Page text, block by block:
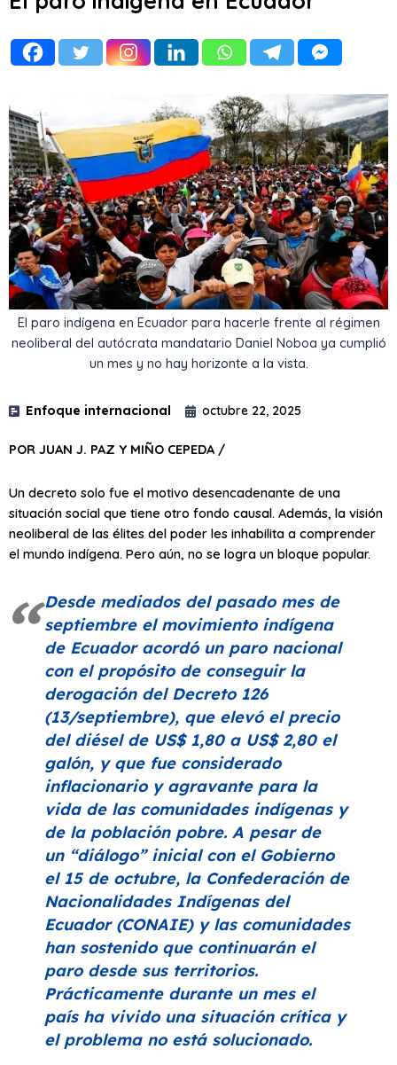
El paro indígena en Ecuador para hacerle frente al régimen
neoliberal del autócrata mandatario Daniel Noboa ya cumplió
un mes y no hay horizonte a la vista.
Enfoque internacional octubre 22, 2025
POR JUAN J. PAZ Y MIÑO CEPEDA /
Un decreto solo fue el motivo desencadenante de una
situación social que tiene otro fondo causal. Además, la visión
neoliberal de las élites del poder les inhabilita a comprender
el mundo indígena. Pero aún, no se logra un bloque popular.
Desde mediados del pasado mes de
septiembre el movimiento indígena
de Ecuador acordó un paro nacional
con el propósito de conseguir la
derogación del Decreto 126
(13/septiembre), que elevó el precio
del diésel de US$ 1,80 a US$ 2,80 el
galón, y que fue considerado
inflacionario y agravante para la
vida de las comunidades indígenas y
de la población pobre. A pesar de
un “diálogo”inicial con el Gobierno
el 15 de octubre, la Confederación de
Nacionalidades Indígenas del
Ecuador (CONAIE) y las comunidades
han sostenido que continuarán el
paro desde sus territorios.
Prácticamente durante un mes el
país ha vivido una situación crítica y
el problema no está solucionado.